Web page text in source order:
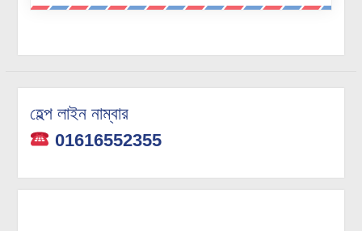
হেল্প লাইন নাম্বার
01616552355